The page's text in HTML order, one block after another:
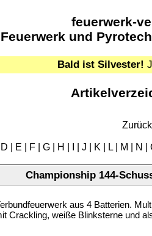
feuerwerk-
Feuerwerk und
Bald ist Silvester!
Zurück
D E F G H J K L M N
Championship 144-
aus 4 Batterien.
Crackling, weiße Blinksterne und